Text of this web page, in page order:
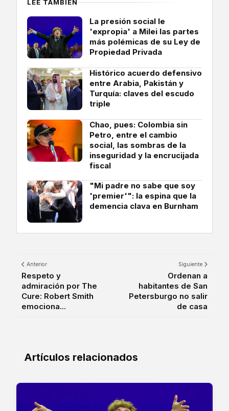
LEE TAMBIÉN
La presión social le
'expropia' a Milei las partes
más polémicas de su Ley de
Propiedad Privada
Histórico acuerdo defensivo
entre Arabia, Pakistán y
Turquía: claves del escudo
triple
Chao, pues: Colombia sin
Petro, entre el cambio
social, las sombras de la
inseguridad y la encrucijada
fiscal
"Mi padre no sabe que soy
'premier'": la espina que la
demencia clava en Burnham
Anterior
Respeto y
admiración por The
Cure: Robert Smith
emociona...
Siguiente
Ordenan a
habitantes de San
Petersburgo no salir
de casa
Artículos relacionados